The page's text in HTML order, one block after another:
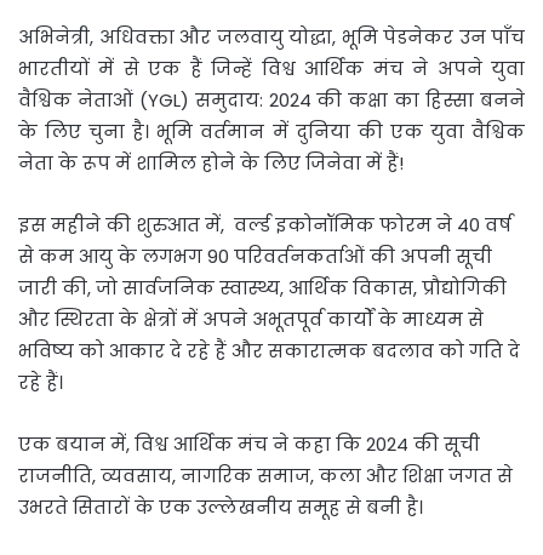
अभिनेत्री, अधिवक्ता और जलवायु योद्धा, भूमि पेडनेकर उन पाँच
भारतीयों में से एक हैं जिन्हें विश्व आर्थिक मंच ने अपने युवा
वैश्विक नेताओं (YGL) समुदाय: 2024 की कक्षा का हिस्सा बनने
के लिए चुना है। भूमि वर्तमान में दुनिया की एक युवा वैश्विक
नेता के रूप में शामिल होने के लिए जिनेवा में हैं!
इस महीने की शुरुआत में, वर्ल्ड इकोनॉमिक फोरम ने 40 वर्ष
से कम आयु के लगभग 90 परिवर्तनकर्ताओं की अपनी सूची
जारी की, जो सार्वजनिक स्वास्थ्य, आर्थिक विकास, प्रौद्योगिकी
और स्थिरता के क्षेत्रों में अपने अभूतपूर्व कार्यों के माध्यम से
भविष्य को आकार दे रहे हैं और सकारात्मक बदलाव को गति दे
रहे हैं।
एक बयान में, विश्व आर्थिक मंच ने कहा कि 2024 की सूची
राजनीति, व्यवसाय, नागरिक समाज, कला और शिक्षा जगत से
उभरते सितारों के एक उल्लेखनीय समूह से बनी है।